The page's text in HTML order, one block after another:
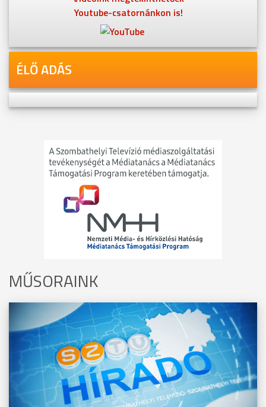
Youtube-csatornánkon is!
ÉLŐ ADÁS
MŰSORAINK